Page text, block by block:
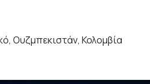
Ουζμπεκιστάν, Κολομβία